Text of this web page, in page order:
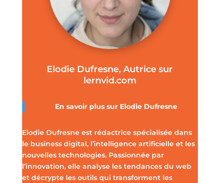
Elodie Dufresne, Autrice sur
lernvid.com
En savoir plus sur Elodie Dufresne
Elodie Dufresne est rédactrice spécialisée dans
le business digital, l’intelligence artificielle et les
nouvelles technologies. Passionnée par
l’innovation, elle analyse les tendances du web
et décrypte les outils qui transforment les